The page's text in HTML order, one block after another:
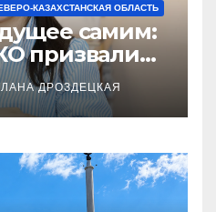
КАЗАХСТАНСКАЯ ОБЛАСТЬ
самим:
призвали
в стороне 23
ДРОЗДЕЦКАЯ